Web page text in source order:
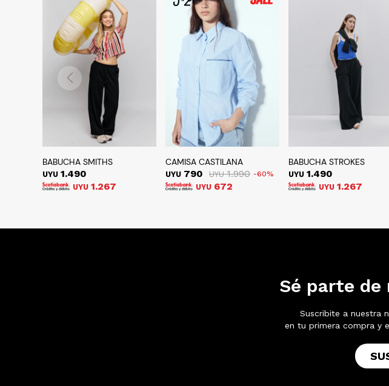
BABUCHA SMITHS
UYU 1.490
UYU 1.267
CAMISA CASTILANA
UYU 790 UYU 1.990 60
UYU 672
BABUCHA STROKES
UYU 1.490
UYU 1.267
Sé parte de
Suscribite a nuestra
en tu primera compra y